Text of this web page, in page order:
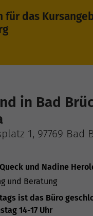
für das
in Bad
1, 97769 Bad
und Nadine
und Beratung
ist das Büro
14-17 Uhr